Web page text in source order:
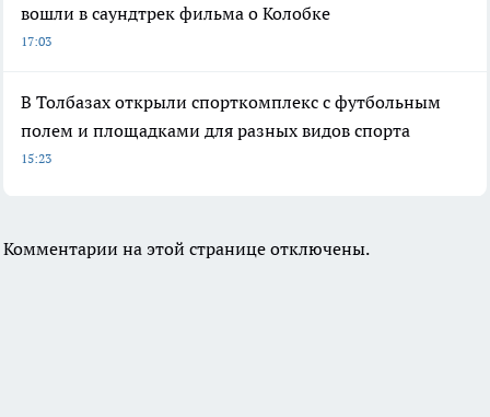
вошли в саундтрек фильма о Колобке
17:03
В Толбазах открыли спорткомплекс с футбольным
полем и площадками для разных видов спорта
15:23
Комментарии на этой странице отключены.